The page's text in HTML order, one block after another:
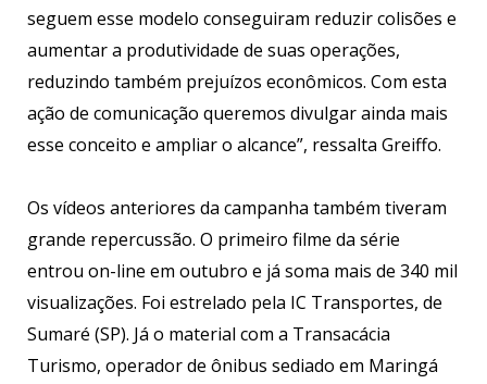
seguem esse modelo conseguiram reduzir colisões e
aumentar a produtividade de suas operações,
reduzindo também prejuízos econômicos. Com esta
ação de comunicação queremos divulgar ainda mais
esse conceito e ampliar o alcance”, ressalta Greiffo.
Os vídeos anteriores da campanha também tiveram
grande repercussão. O primeiro filme da série
entrou on-line em outubro e já soma mais de 340 mil
visualizações. Foi estrelado pela IC Transportes, de
Sumaré (SP). Já o material com a Transacácia
Turismo, operador de ônibus sediado em Maringá